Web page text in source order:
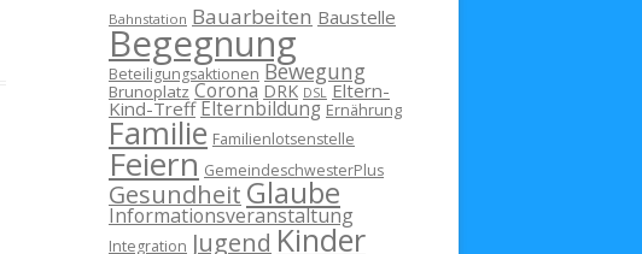
Bahnstation Bauarbeiten Baustelle
Begegnung
Beteiligungsaktionen Bewegung
Brunoplatz Corona DRK DSL Eltern-
Kind-Treff Elternbildung Ernährung
Familie Familienlotsenstelle
Feiern GemeindeschwesterPlus
Gesundheit Glaube
Informationsveranstaltung
Integration Jugend Kinder